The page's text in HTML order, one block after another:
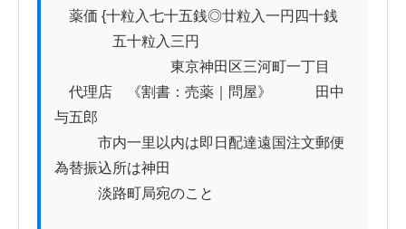
薬価 {十粒入七十五銭◎廿粒入一円四十銭
五十粒入三円
東京神田区三河町一丁目
代理店　《割書：売薬｜問屋》　　　田中
与五郎
市内一里以内は即日配達遠国注文郵便
為替振込所は神田
淡路町局宛のこと